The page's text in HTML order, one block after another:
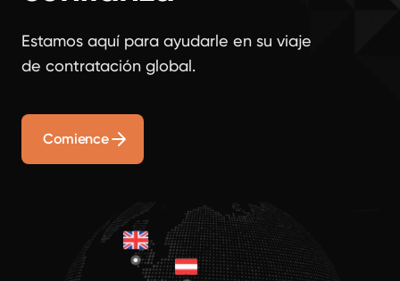
Estamos aquí para ayudarle en su viaje
de contratación global.
Comience